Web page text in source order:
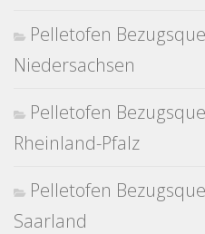
Pelletofen
Niedersachsen
Pelletofen
Rheinland-Pfalz
Pelletofen
Saarland